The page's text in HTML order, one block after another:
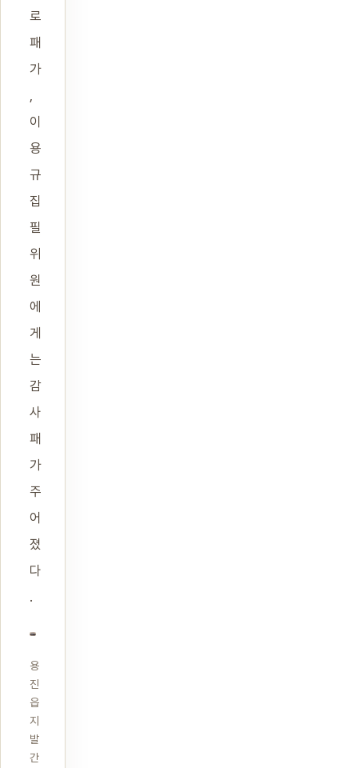
로
패
가
,
이
용
규
집
필
위
원
에
게
는
감
사
패
가
주
어
졌
다
.
용
진
읍
지
발
간